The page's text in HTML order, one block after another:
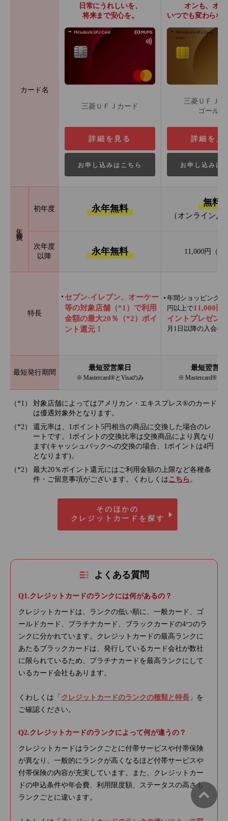
カード名
日常にうれしいを、
将来まで安心を。
オンも、オフ
いつでも変わらな
三菱ＵＦＪカード
三菱ＵＦＪカ
ゴールド
詳細を見る
お申し込みはこちら
詳細を見
お申し込みは
年会費
初年度 永年無料
無料
（オンライン入
次年度
以降
永年無料 11,000円（税
特長
セブン‐イレブン、オーケー
等の対象店舗（*1）で利用
金額の最大20％（*2）ポイ
ント還元！
年間ショッピング利
円以上で11,000円
イントプレゼント
月1日以降の入会者
最短発行期間
最短翌営業日
※ Mastercard®とVisaのみ
最短翌営業
※ Mastercard®と
対象店舗によってはアメリカン・エキスプレス®のカード
は優遇対象外となります。
還元率は、1ポイント5円相当の商品に交換した場合のレ
ートです。1ポイントの交換比率は交換商品により異なり
ます(キャッシュバックへの交換の場合、1ポイントは4円
となります)。
最大20％ポイント還元にはご利用金額の上限など各種条
件・ご留意事項がございます。くわしくはこちら。
そのほかの
クレジットカードを探す
よくある質問
クレジットカードのランクには何があるの？
クレジットカードは、ランクの低い順に、一般カード、ゴ
ールドカード、プラチナカード、ブラックカードの4つのラ
ンクに分かれています。クレジットカードの最高ランクに
あたるブラックカードは、発行しているカード会社が数社
に限られているため、プラチナカードを最高ランクにして
いるカード会社もあります。
くわしくは「 クレジットカードのランクの種類と特長 」を
ご確認ください。
クレジットカードのランクによって何が違うの？
クレジットカードはランクごとに付帯サービスや付帯保険
が異なり、一般的にランクが高くなるほど付帯サービスや
付帯保険の内容が充実しています。また、クレジットカー
ドの申込条件や年会費、利用限度額、ステータスの高さも
ランクごとに違います。